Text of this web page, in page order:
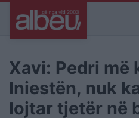
Xavi: Pedri më
Iniestën, nuk
lojtar tjetër në